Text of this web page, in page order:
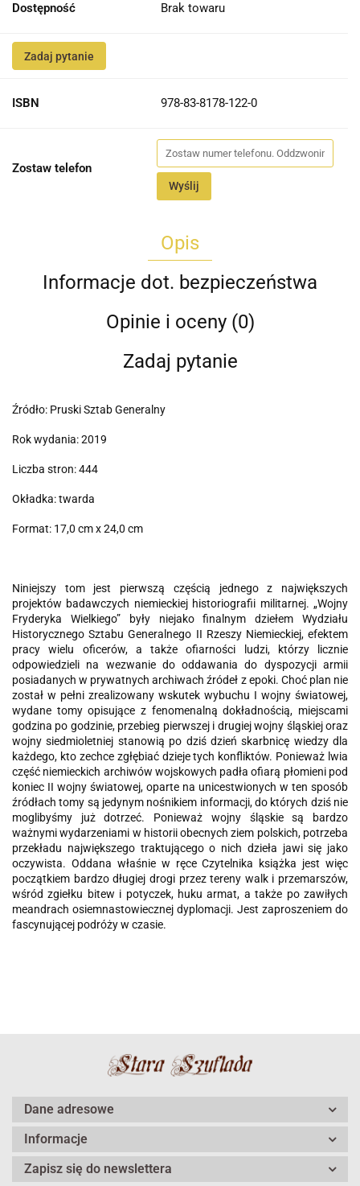
Dostępność Brak towaru
Zadaj pytanie
ISBN 978-83-8178-122-0
Zostaw telefon
Wyślij
Opis
Informacje dot. bezpieczeństwa
Opinie i oceny (0)
Zadaj pytanie
Źródło: Pruski Sztab Generalny
Rok wydania: 2019
Liczba stron: 444
Okładka: twarda
Format: 17,0 cm x 24,0 cm
Niniejszy tom jest pierwszą częścią jednego z największych
projektów badawczych niemieckiej historiografii militarnej. „Wojny
Fryderyka Wielkiego” były niejako finalnym dziełem Wydziału
Historycznego Sztabu Generalnego II Rzeszy Niemieckiej, efektem
pracy wielu oficerów, a także ofiarności ludzi, którzy licznie
odpowiedzieli na wezwanie do oddawania do dyspozycji armii
posiadanych w prywatnych archiwach źródeł z epoki. Choć plan nie
został w pełni zrealizowany wskutek wybuchu I wojny światowej,
wydane tomy opisujące z fenomenalną dokładnością, miejscami
godzina po godzinie, przebieg pierwszej i drugiej wojny śląskiej oraz
wojny siedmioletniej stanowią po dziś dzień skarbnicę wiedzy dla
każdego, kto zechce zgłębiać dzieje tych konfliktów. Ponieważ lwia
część niemieckich archiwów wojskowych padła ofiarą płomieni pod
koniec II wojny światowej, oparte na unicestwionych w ten sposób
źródłach tomy są jedynym nośnikiem informacji, do których dziś nie
moglibyśmy już dotrzeć. Ponieważ wojny śląskie są bardzo
ważnymi wydarzeniami w historii obecnych ziem polskich, potrzeba
przekładu największego traktującego o nich dzieła jawi się jako
oczywista. Oddana właśnie w ręce Czytelnika książka jest więc
początkiem bardzo długiej drogi przez tereny walk i przemarszów,
wśród zgiełku bitew i potyczek, huku armat, a także po zawiłych
meandrach osiemnastowiecznej dyplomacji. Jest zaproszeniem do
fascynującej podróży w czasie.
Dane adresowe
Informacje
Zapisz się do newslettera